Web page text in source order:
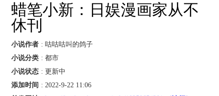
蜡笔小新：日娱漫画家从不
休刊
小说作者 : 咕咕咕叫的鸽子
小说分类 : 都市
小说状态 : 更新中
添加时间 : 2022-9-22 11:06